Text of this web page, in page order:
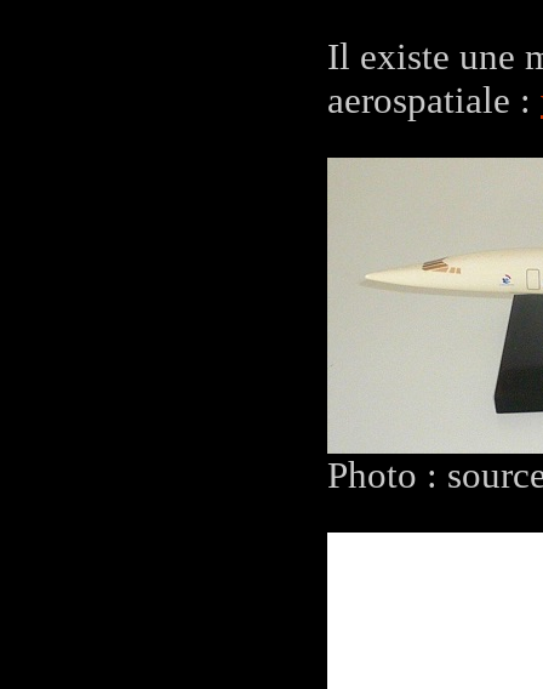
Il existe une
aerospatiale :
Photo :